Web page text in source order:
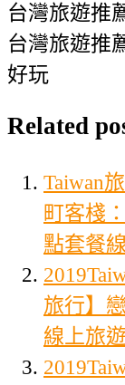
台灣旅遊推
台灣旅遊推
好玩
Related
Taiwan
町客棧
點套餐
旅行】
線上旅